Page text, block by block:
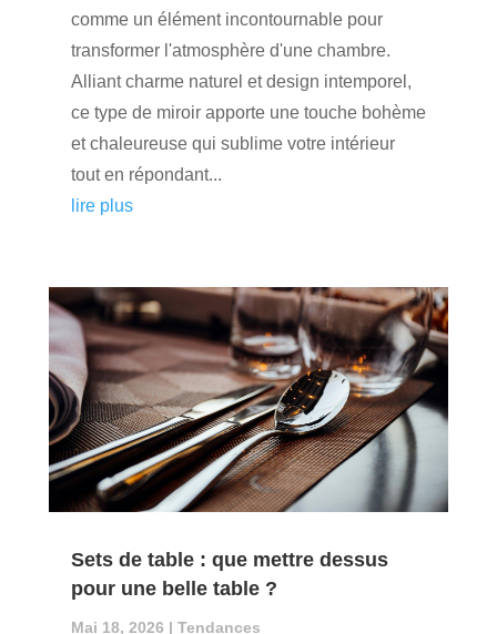
comme un élément incontournable pour
transformer l'atmosphère d'une chambre.
Alliant charme naturel et design intemporel,
ce type de miroir apporte une touche bohème
et chaleureuse qui sublime votre intérieur
tout en répondant...
lire plus
Sets de table : que mettre dessus
pour une belle table ?
Mai 18, 2026 | Tendances